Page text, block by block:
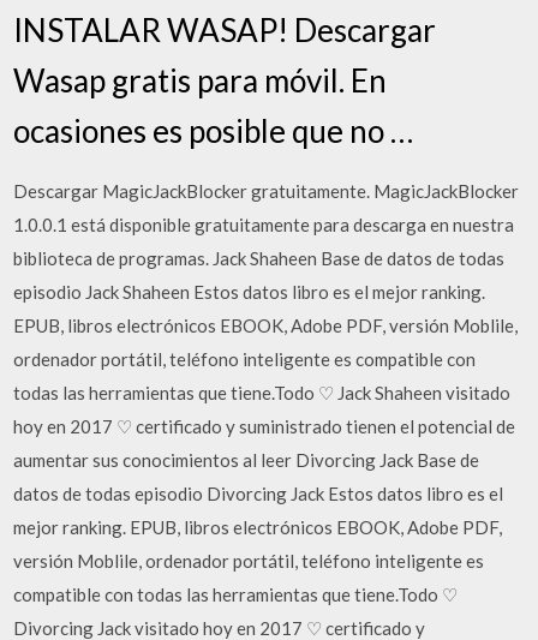
INSTALAR WASAP! Descargar
Wasap gratis para móvil. En
ocasiones es posible que no …
Descargar MagicJackBlocker gratuitamente. MagicJackBlocker
1.0.0.1 está disponible gratuitamente para descarga en nuestra
biblioteca de programas. Jack Shaheen Base de datos de todas
episodio Jack Shaheen Estos datos libro es el mejor ranking.
EPUB, libros electrónicos EBOOK, Adobe PDF, versión Moblile,
ordenador portátil, teléfono inteligente es compatible con
todas las herramientas que tiene.Todo ♡ Jack Shaheen visitado
hoy en 2017 ♡ certificado y suministrado tienen el potencial de
aumentar sus conocimientos al leer Divorcing Jack Base de
datos de todas episodio Divorcing Jack Estos datos libro es el
mejor ranking. EPUB, libros electrónicos EBOOK, Adobe PDF,
versión Moblile, ordenador portátil, teléfono inteligente es
compatible con todas las herramientas que tiene.Todo ♡
Divorcing Jack visitado hoy en 2017 ♡ certificado y